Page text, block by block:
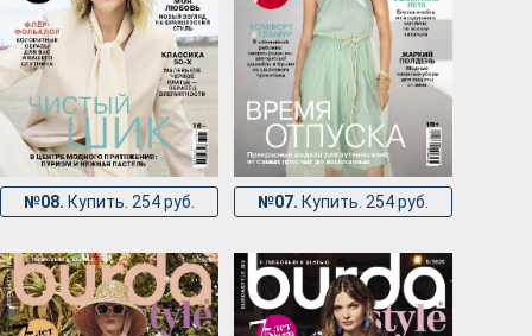
№08. Купить. 254 руб. №07. Купить. 254 руб.